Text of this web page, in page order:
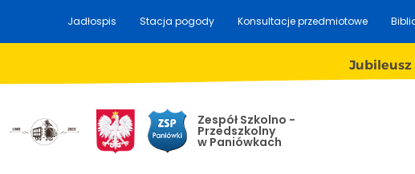
Jadłospis Stacja pogody Konsultacje przedmiotowe
Jubileusz
Zespół Szkolno -
Przedszkolny
w Paniówkach